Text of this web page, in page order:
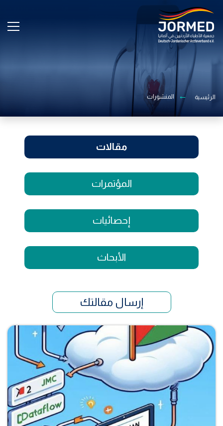
Image
الرئيسية المنشورات
إرسال مقالتك
مقالات
المؤتمرات
إحصائيات
الأبحاث